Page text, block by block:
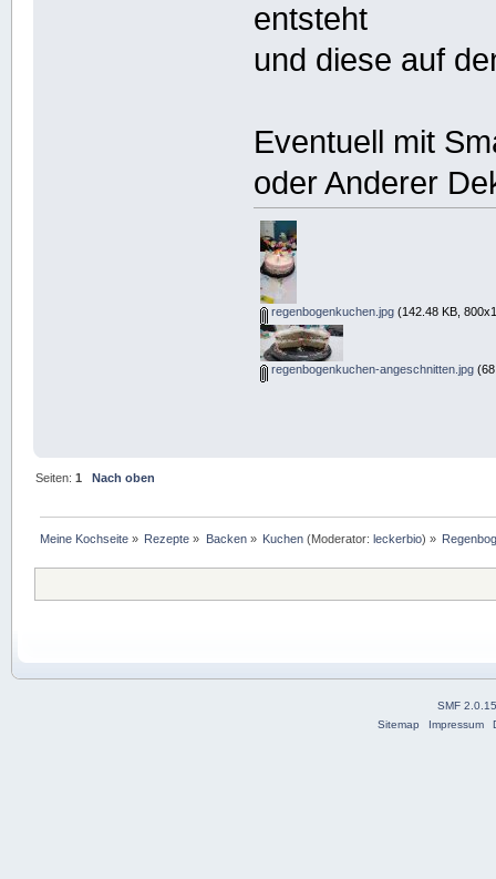
entsteht
und diese auf
Eventuell mit
oder Anderer
regenbogenkuchen.jpg(142.48 KB,
regenbogenkuchen-angeschnitten.jpg
Seiten:1 Nach oben
Meine Kochseite » Rezepte » Backen» Kuchen (Moderator:leckerbio) »
SMF
Sitemap
Impressum